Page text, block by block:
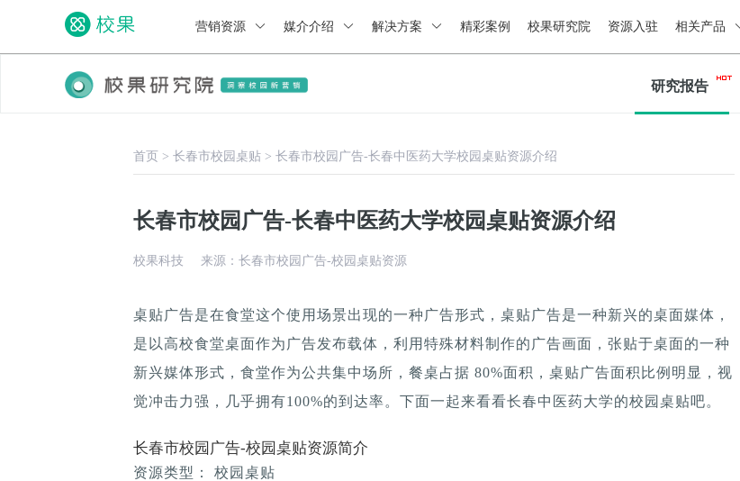
营销资源 媒介介绍 解决方案 精彩案例 校果研究院 资源入驻 相关产品
研究报告
首页 > 长春市校园桌贴 > 长春市校园广告-长春中医药大学校园桌贴资源介绍
长春市校园广告-长春中医药大学校园桌贴资源介绍
校果科技 来源：长春市校园广告-校园桌贴资源
桌贴广告是在食堂这个使用场景出现的一种广告形式，桌贴广告是一种新兴的桌面媒体，
是以高校食堂桌面作为广告发布载体，利用特殊材料制作的广告画面，张贴于桌面的一种
新兴媒体形式，食堂作为公共集中场所，餐桌占据 80%面积，桌贴广告面积比例明显，视
觉冲击力强，几乎拥有100%的到达率。下面一起来看看长春中医药大学的校园桌贴吧。
长春市校园广告-校园桌贴资源简介
资源类型： 校园桌贴